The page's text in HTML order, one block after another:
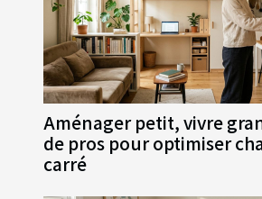
Aménager petit, vivre
de pros pour optimiser
carré